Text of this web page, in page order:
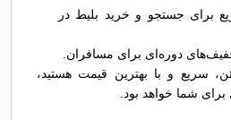
برای جستجو و خرید بلیط در
دوره‌ای برای مسافران.
سریع و با بهترین قیمت هستید،
برای شما خواهد بود.